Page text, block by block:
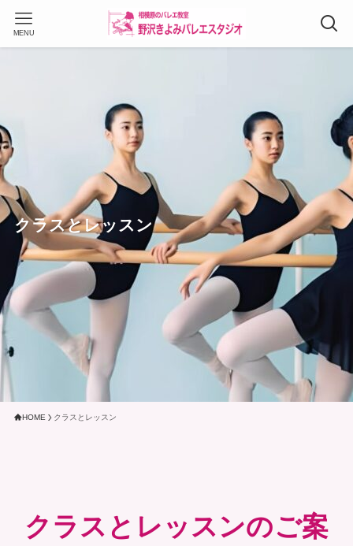
MENU
クラスとレッスン
HOME クラスとレッスン
クラスとレッスンのご案